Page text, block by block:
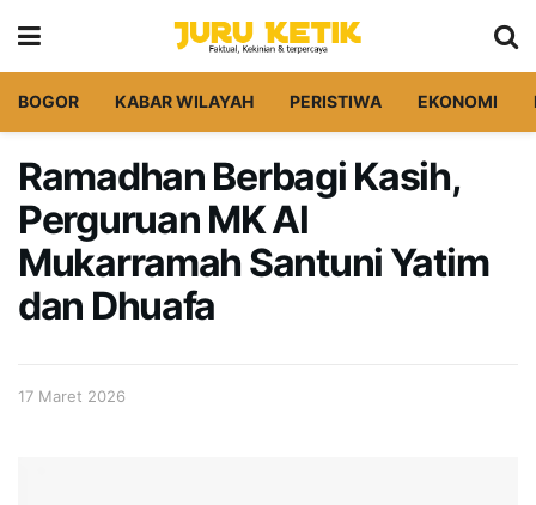
BOGOR KABAR WILAYAH PERISTIWA EKONOMI
Ramadhan Berbagi Kasih,
Perguruan MK Al
Mukarramah Santuni Yatim
dan Dhuafa
17 Maret 2026